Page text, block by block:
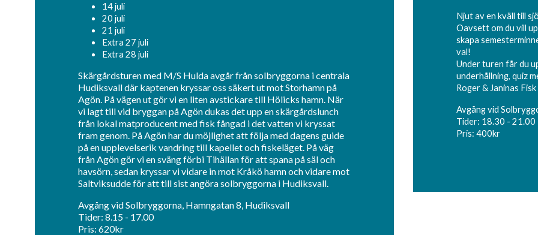
14 juli
20 juli
21 juli
Extra 27 juli
Extra 28 juli
Skärgårdsturen med M/S Hulda avgår från solbryggorna i centrala
Hudiksvall där kaptenen kryssar oss säkert ut mot Storhamn på
Agön. På vägen ut gör vi en liten avstickare till Hölicks hamn. När
vi lagt till vid bryggan på Agön dukas det upp en skärgårdslunch
från lokal matproducent med fisk fångad i det vatten vi kryssat
fram genom. På Agön har du möjlighet att följa med dagens guide
på en upplevelserik vandring till kapellet och fiskeläget. På väg
från Agön gör vi en sväng förbi Tihällan för att spana på säl och
havsörn, sedan kryssar vi vidare in mot Kråkö hamn och vidare mot
Saltviksudde för att till sist angöra solbryggorna i Hudiksvall.
Avgång vid Solbryggorna, Hamngatan 8, Hudiksvall
Tider: 8.15 - 17.00
Pris: 620kr
Njut av en kväll till
Oavsett om du vill
skapa
val!
Under turen får du
underhållning, quiz
Roger & Janinas
Avgång vid
Tider: 18.30 - 21.00
Pris: 400kr